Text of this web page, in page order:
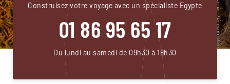
Construisez votre voyage avec un spécialiste Egypte
01 86 95 65 17
Du lundi au samedi de 09h30 à 18h30